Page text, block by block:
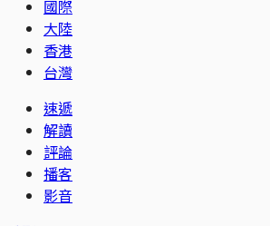
國際
大陸
香港
台灣
速遞
解讀
評論
播客
影音